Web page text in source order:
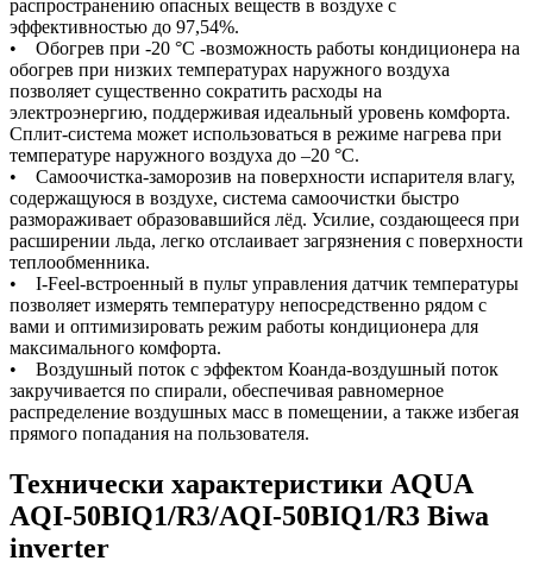
распространению опасных веществ в воздухе с
эффективностью до 97,54%.
• Обогрев при -20 °С -возможность работы кондиционера на
обогрев при низких температурах наружного воздуха
позволяет существенно сократить расходы на
электроэнергию, поддерживая идеальный уровень комфорта.
Сплит-система может использоваться в режиме нагрева при
температуре наружного воздуха до –20 °С.
• Самоочистка-заморозив на поверхности испарителя влагу,
содержащуюся в воздухе, система самоочистки быстро
размораживает образовавшийся лёд. Усилие, создающееся при
расширении льда, легко отслаивает загрязнения с поверхности
теплообменника.
• I-Feel-встроенный в пульт управления датчик температуры
позволяет измерять температуру непосредственно рядом с
вами и оптимизировать режим работы кондиционера для
максимального комфорта.
• Воздушный поток с эффектом Коанда-воздушный поток
закручивается по спирали, обеспечивая равномерное
распределение воздушных масс в помещении, а также избегая
прямого попадания на пользователя.
Технически характеристики AQUA
AQI-50BIQ1/R3/AQI-50BIQ1/R3 Biwa
inverter